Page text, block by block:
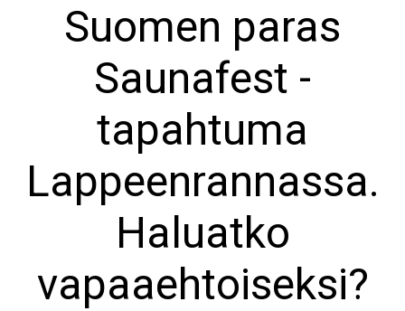
paras
Saunafest
-
tapahtumaan?
Suomen paras
Saunafest -
tapahtuma
Lappeenrannassa.
Haluatko
vapaaehtoiseksi?